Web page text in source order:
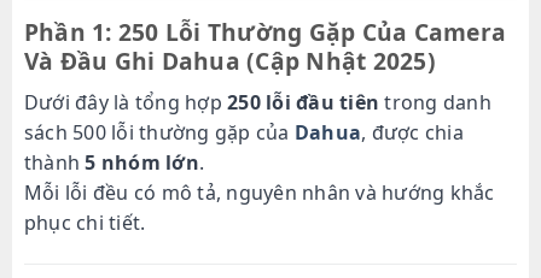
Phần 1: 250 Lỗi Thường Gặp Của Camera
Và Đầu Ghi Dahua (Cập Nhật 2025)
Dưới đây là tổng hợp250 lỗi đầu tiên trong danh
sách 500 lỗi thường gặp của Dahua, được chia
thành5 nhóm lớn.
Mỗi lỗi đều có mô tả, nguyên nhân và hướng khắc
phục chi tiết.